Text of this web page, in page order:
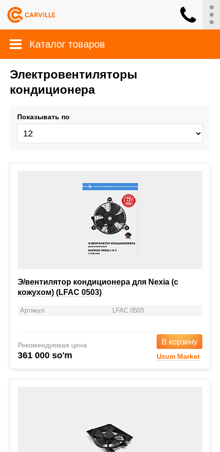
Каталог товаров
Электровентиляторы
кондиционера
Показывать по
Э/вентилятор кондиционера для Nexia (с
кожухом) (LFAC 0503)
Артикул LFAC 0503
Рекомендуемая цена
361 000 so'm
В корзину
Uzum Market